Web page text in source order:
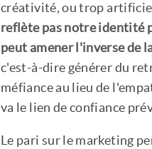
créativité, ou trop
reflète pas notre identité
peut amener l'inverse de
c'est-à-dire générer du
méfiance au lieu de
va le lien de confiance
Le pari sur le marketing